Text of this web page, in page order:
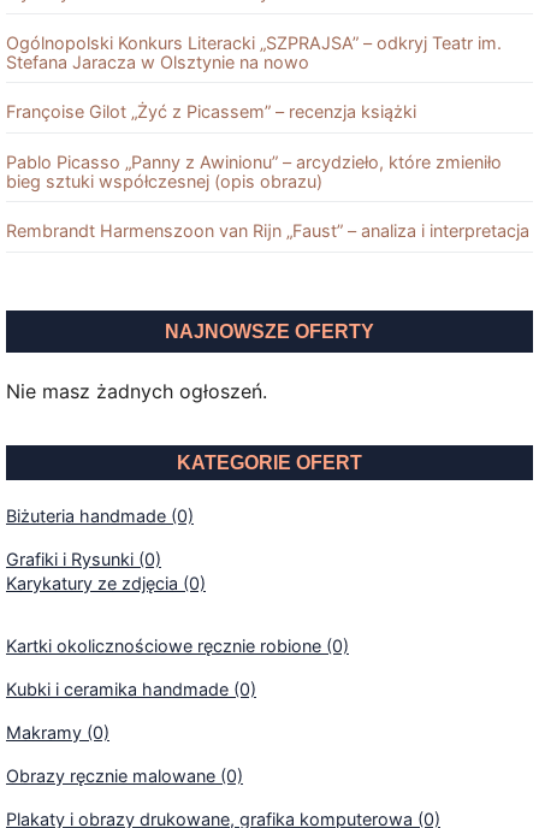
Ogólnopolski Konkurs Literacki „SZPRAJSA” – odkryj Teatr im.
Stefana Jaracza w Olsztynie na nowo
Françoise Gilot „Żyć z Picassem” – recenzja książki
Pablo Picasso „Panny z Awinionu” – arcydzieło, które zmieniło
bieg sztuki współczesnej (opis obrazu)
Rembrandt Harmenszoon van Rĳn „Faust” – analiza i interpretacja
NAJNOWSZE OFERTY
Nie masz żadnych ogłoszeń.
KATEGORIE OFERT
Biżuteria handmade (0)
Grafiki i Rysunki (0)
Karykatury ze zdjęcia (0)
Kartki okolicznościowe ręcznie robione (0)
Kubki i ceramika handmade (0)
Makramy (0)
Obrazy ręcznie malowane (0)
Plakaty i obrazy drukowane, grafika komputerowa (0)